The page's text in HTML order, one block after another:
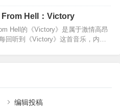
有人你知道吗 多想活着黎明时分 与
咖啡世人尚在甜睡你知道吗 多想活
活着在你牺牲的一刹那站起向大…
人们心理习惯中高大过人、不同凡
畴。 这种对已故亲人情感
娓倾诉深情而动人，它大大拉近了
之间的距离——此时的英雄不再是
蹊径独辟、别出心裁的——我想叫
们不在同一个年代/可你的年龄只大
Hell：Victory
Hell的《Victory》是属于激情高昂
回听到《Victory》这首音乐，内心
对于士兵，最残酷的也是战争机
只有这样才可以使国家存留。但是
，因为只有他们的冷血才换来我们
者，国之大事，死生之地，存亡之
编辑投稿